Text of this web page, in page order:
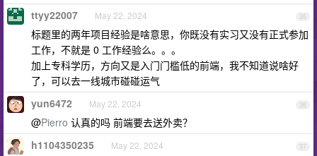
35
ttyy22007 May 22, 2024
标题里的两年项目经验是啥意思，你既没有实习又没有正式参加
工作，不就是 0 工作经验么。。。
加上专科学历，方向又是入门门槛低的前端，我不知道说啥好
了，可以去一线城市碰碰运气
36
yun6472 May 22, 2024
@Pierro 认真的吗 前端要去送外卖？
37
h1104350235 May 22, 2024